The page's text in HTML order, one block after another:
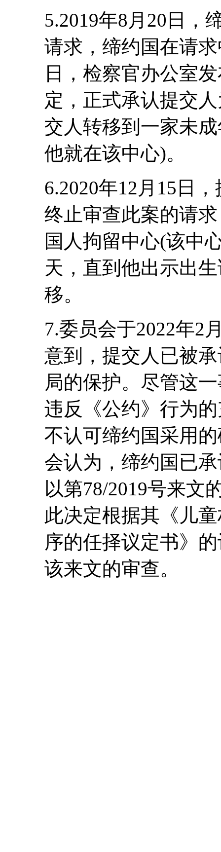
5.2019年8月20日，
请求，缔约国在请
日，检察官办公室
定，正式承认提交
交人转移到一家未
他就在该中心)。
6.2020年12月15日
终止审查此案的请
国人拘留中心(该中
天，直到他出示出
移。
7.委员会于2022年2
意到，提交人已被
局的保护。尽管这
违反《公约》行为
不认可缔约国采用
会认为，缔约国已
以第78/2019号来文
此决定根据其《儿
序的任择议定书》
该来文的审查。